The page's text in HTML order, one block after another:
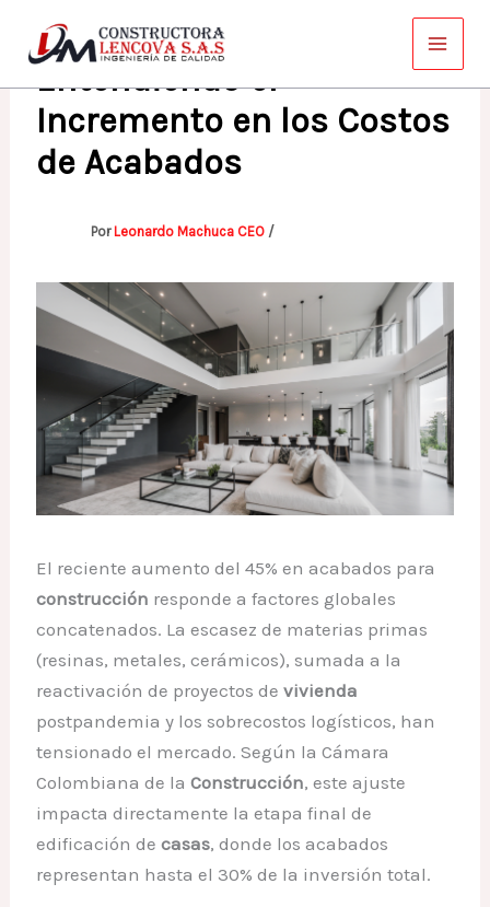
Entendiendo el
Incremento en los Costos
de Acabados
Por Leonardo Machuca CEO /
El reciente aumento del 45% en acabados para
construcción responde a factores globales
concatenados. La escasez de materias primas
(resinas, metales, cerámicos), sumada a la
reactivación de proyectos devivienda
postpandemia y los sobrecostos logísticos, han
tensionado el mercado. Según la Cámara
Colombiana de laConstrucción, este ajuste
impacta directamente la etapa final de
edificación decasas, donde los acabados
representan hasta el 30% de la inversión total.